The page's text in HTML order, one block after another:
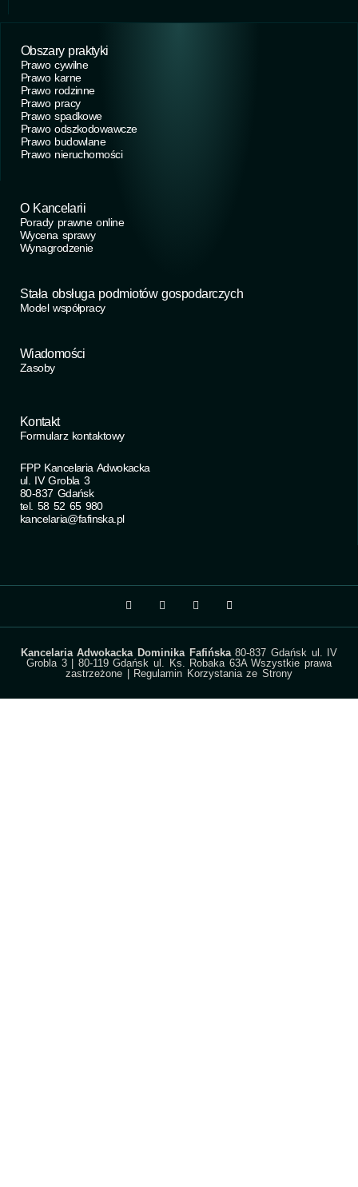
Obszary praktyki
Prawo cywilne
Prawo karne
Prawo rodzinne
Prawo pracy
Prawo spadkowe
Prawo odszkodowawcze
Prawo budowlane
Prawo nieruchomości
O Kancelarii
Porady prawne online
Wycena sprawy
Wynagrodzenie
Stała obsługa podmiotów gospodarczych
Model współpracy
Wiadomości
Zasoby
Kontakt
Formularz kontaktowy
FPP Kancelaria Adwokacka
ul. IV Grobla 3
80-837 Gdańsk
tel. 58 52 65 980
kancelaria@fafinska.pl
Kancelaria Adwokacka Dominika Fafińska80-837 Gdańsk ul. IV
Grobla 3 | 80-119 Gdańsk ul. Ks. Robaka 63A Wszystkie prawa
zastrzeżone |
Regulamin Korzystania ze Strony